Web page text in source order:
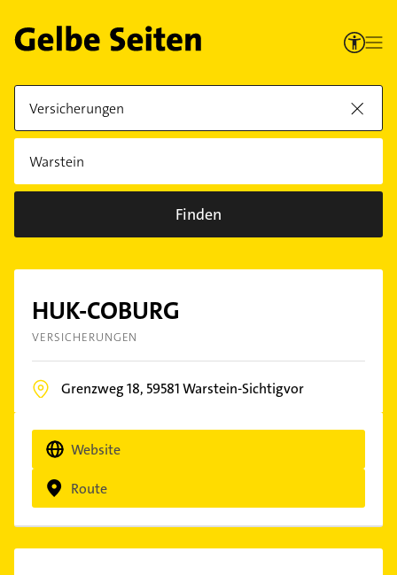
Finden
HUK-COBURG
VERSICHERUNGEN
Grenzweg 18, 59581Warstein-Sichtigvor
Website
Route